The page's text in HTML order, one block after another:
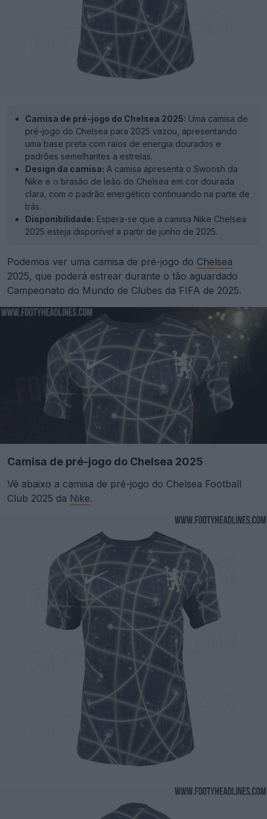
Camisa de pré-jogo do Chelsea 2025: Uma camisa de
pré-jogo do Chelsea para 2025 vazou, apresentando
uma base preta com raios de energia dourados e
padrões semelhantes a estrelas.
Design da camisa: A camisa apresenta o Swoosh da
Nike e o brasão de leão do Chelsea em cor dourada
clara, com o padrão energético continuando na parte de
trás.
Disponibilidade: Espera-se que a camisa Nike Chelsea
2025 esteja disponível a partir de junho de 2025.
Podemos ver uma camisa de pré-jogo do Chelsea
2025, que poderá estrear durante o tão aguardado
Campeonato do Mundo de Clubes da FIFA de 2025.
Camisa de pré-jogo do Chelsea 2025
Vê abaixo a camisa de pré-jogo do Chelsea Football
Club 2025 da Nike.